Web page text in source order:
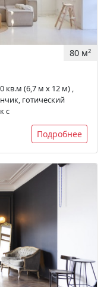
80 м2
(6,7 м х 12 м) ,
готический
с
Подробнее